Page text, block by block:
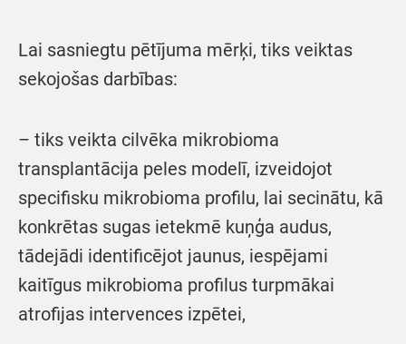
Lai sasniegtu pētījuma mērķi, tiks veiktas
sekojošas darbības:
– tiks veikta cilvēka mikrobioma
transplantācija peles modelī, izveidojot
specifisku mikrobioma profilu, lai secinātu, kā
konkrētas sugas ietekmē kuņģa audus,
tādejādi identificējot jaunus, iespējami
kaitīgus mikrobioma profilus turpmākai
atrofijas intervences izpētei,